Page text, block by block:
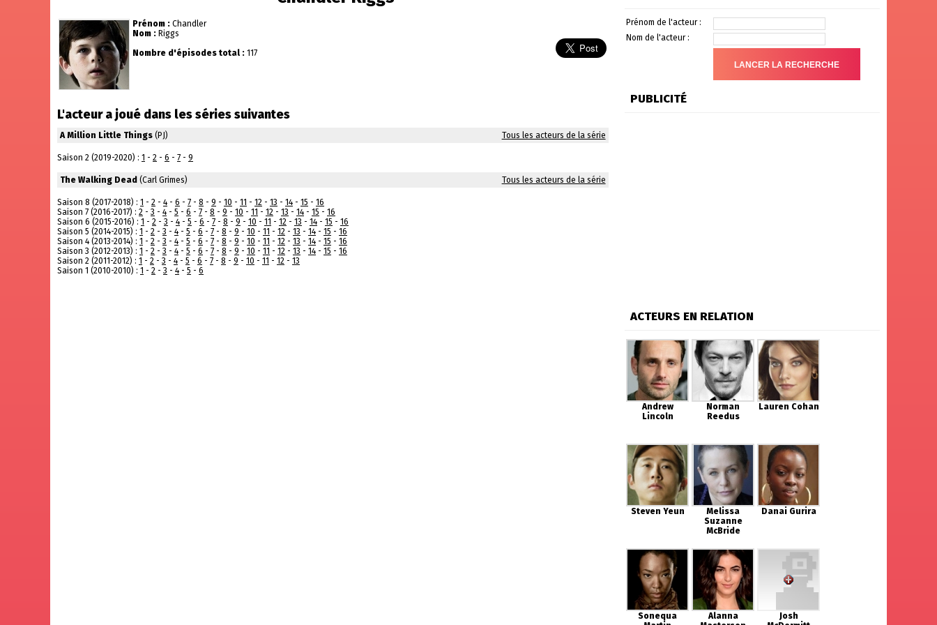
Prénom : Chandler
Nom : Riggs
Nombre d'épisodes total : 117
L'acteur a joué dans les séries suivantes
A Million Little Things (PJ) Tous les acteurs de la série
Saison 2 (2019-2020) : 1 - 2 - 6 - 7 - 9
The Walking Dead (Carl Grimes) Tous les acteurs de la série
Saison 8 (2017-2018) : 1 - 2 - 4 - 6 - 7 - 8 - 9 - 10 - 11 - 12 - 13 - 14 - 15 - 16
Saison 7 (2016-2017) : 2 - 3 - 4 - 5 - 6 - 7 - 8 - 9 - 10 - 11 - 12 - 13 - 14 - 15 - 16
Saison 6 (2015-2016) : 1 - 2 - 3 - 4 - 5 - 6 - 7 - 8 - 9 - 10 - 11 - 12 - 13 - 14 - 15 - 16
Saison 5 (2014-2015) : 1 - 2 - 3 - 4 - 5 - 6 - 7 - 8 - 9 - 10 - 11 - 12 - 13 - 14 - 15 - 16
Saison 4 (2013-2014) : 1 - 2 - 3 - 4 - 5 - 6 - 7 - 8 - 9 - 10 - 11 - 12 - 13 - 14 - 15 - 16
Saison 3 (2012-2013) : 1 - 2 - 3 - 4 - 5 - 6 - 7 - 8 - 9 - 10 - 11 - 12 - 13 - 14 - 15 - 16
Saison 2 (2011-2012) : 1 - 2 - 3 - 4 - 5 - 6 - 7 - 8 - 9 - 10 - 11 - 12 - 13
Saison 1 (2010-2010) : 1 - 2 - 3 - 4 - 5 - 6
Prénom de l'acteur :
Nom de l'acteur :
PUBLICITÉ
ACTEURS EN RELATION
Andrew
Lincoln
Norman
Reedus
Lauren Cohan
Steven Yeun
Melissa
Suzanne
McBride
Danai Gurira
Sonequa
Alanna
Josh